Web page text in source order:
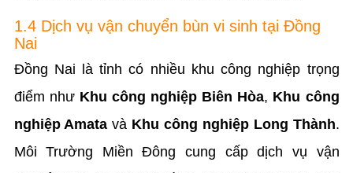
1.4 Dịch vụ vận chuyển bùn vi sinh tại Đồng
Nai
Đồng Nai là tỉnh có nhiều khu công nghiệp trọng
điểm như Khu công nghiệp Biên Hòa, Khu công
nghiệp Amata và Khu công nghiệp Long Thành.
Môi Trường Miền Đông cung cấp dịch vụ vận